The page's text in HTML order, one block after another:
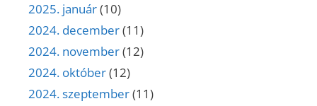
2025. január(10)
2024. december(11)
2024. november(12)
2024. október(12)
2024. szeptember(11)